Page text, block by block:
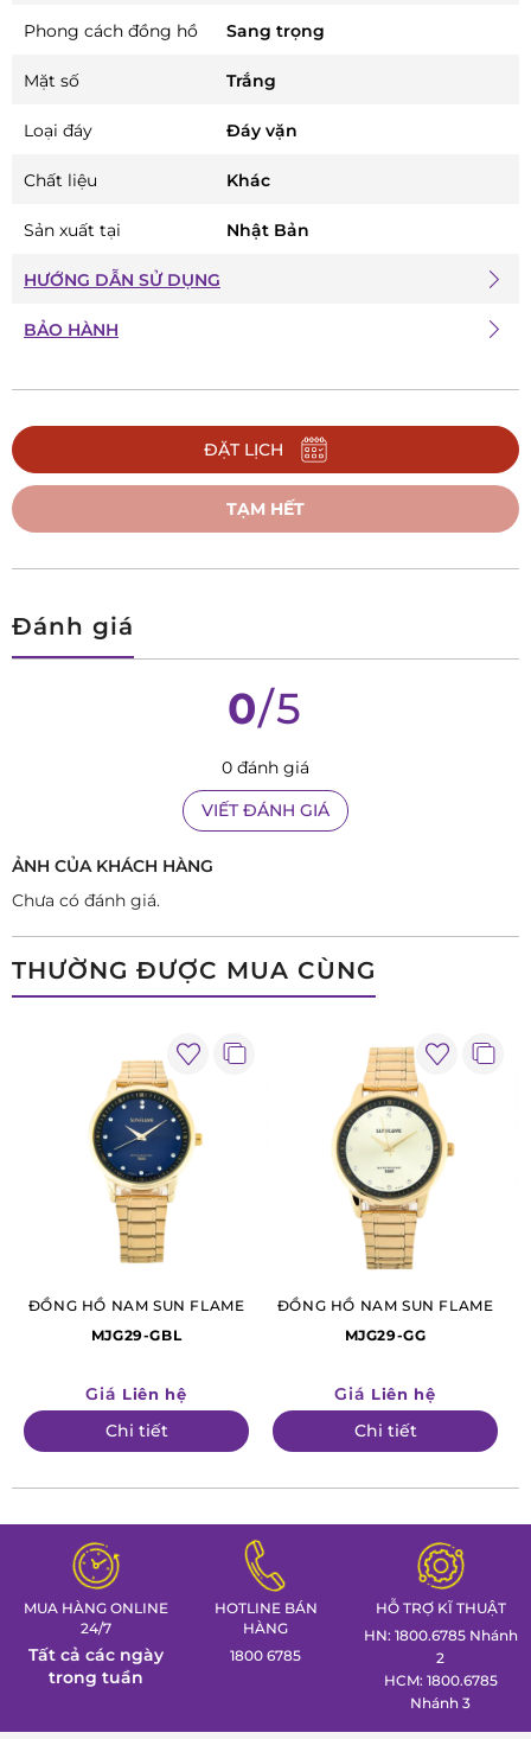
ĐẶT LỊCH
TẠM HẾT
Phong cách đồng hồ Sang trọng
Mặt số Trắng
Loại đáy Đáy vặn
Chất liệu Khác
Sản xuất tại Nhật Bản
HƯỚNG DẪN SỬ DỤNG
BẢO HÀNH
Đánh giá
0/5
0 đánh giá
VIẾT ĐÁNH GIÁ
ẢNH CỦA KHÁCH HÀNG
Chưa có đánh giá.
THƯỜNG ĐƯỢC MUA CÙNG
ĐỒNG HỒ NAM SUN FLAME
MJG29-GBL
Giá Liên hệ
Chi tiết
ĐỒNG HỒ NAM SUN FLAME
MJG29-GG
Giá Liên hệ
Chi tiết
MUA HÀNG ONLINE
24/7
Tất cả các ngày
trong tuần
HOTLINE BÁN
HÀNG
1800 6785
HỖ TRỢ KĨ THUẬT
HN: 1800.6785 Nhánh
2
HCM: 1800.6785
Nhánh 3